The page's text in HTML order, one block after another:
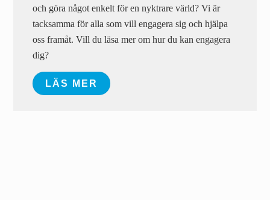
och göra något enkelt för en nyktrare värld? Vi är
tacksamma för alla som vill engagera sig och hjälpa
oss framåt. Vill du läsa mer om hur du kan engagera
dig?
LÄS MER